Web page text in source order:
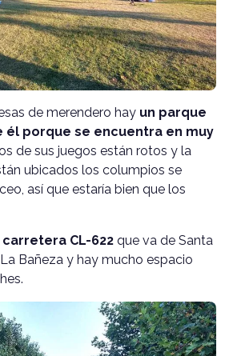
de merendero hay un parque
él porque se encuentra en muy
de sus juegos están rotos y la
ubicados los columpios se
así que estaría bien que los
carretera CL-622 que va de Santa
Bañeza y hay mucho espacio